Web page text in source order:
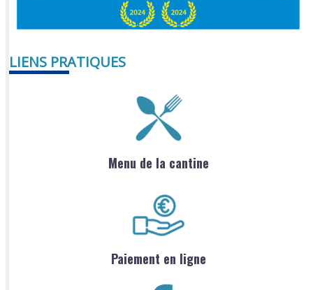
LIENS PRATIQUES
Menu de la cantine
Paiement en ligne